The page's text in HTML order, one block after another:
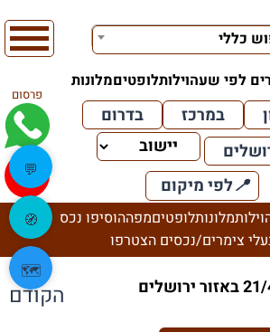
כללי
לפי שעהוילותלופטיםמלונות
פרסום
במרכז
בדרום
📍לפי מיקום
וילותמלונותלופטיםמפההוסיפו נכס
צימרים/נכסים הצטרפו
ירושלים הקודם
💬
🧭
🗺️